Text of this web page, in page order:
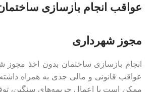
عواقب انجام بازسازی
مجوز شهرداری
انجام بازسازی ساختمان بدون اخذ مجوز
عواقب قانونی و مالی جدی به همراه
ممکن است با اعمال جریمه‌های سنگین،